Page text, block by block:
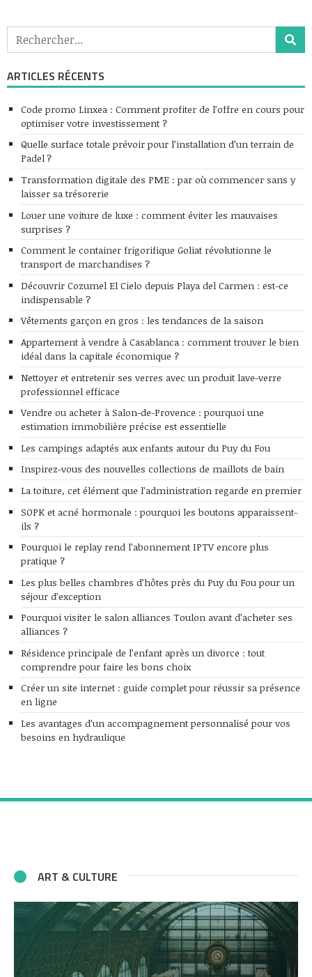
ARTICLES RÉCENTS
Code promo Linxea : Comment profiter de l’offre en cours pour
optimiser votre investissement ?
Quelle surface totale prévoir pour l’installation d’un terrain de
Padel ?
Transformation digitale des PME : par où commencer sans y
laisser sa trésorerie
Louer une voiture de luxe : comment éviter les mauvaises
surprises ?
Comment le container frigorifique Goliat révolutionne le
transport de marchandises ?
Découvrir Cozumel El Cielo depuis Playa del Carmen : est-ce
indispensable ?
Vêtements garçon en gros : les tendances de la saison
Appartement à vendre à Casablanca : comment trouver le bien
idéal dans la capitale économique ?
Nettoyer et entretenir ses verres avec un produit lave-verre
professionnel efficace
Vendre ou acheter à Salon-de-Provence : pourquoi une
estimation immobilière précise est essentielle
Les campings adaptés aux enfants autour du Puy du Fou
Inspirez-vous des nouvelles collections de maillots de bain
La toiture, cet élément que l’administration regarde en premier
SOPK et acné hormonale : pourquoi les boutons apparaissent-
ils ?
Pourquoi le replay rend l’abonnement IPTV encore plus
pratique ?
Les plus belles chambres d’hôtes près du Puy du Fou pour un
séjour d’exception
Pourquoi visiter le salon alliances Toulon avant d’acheter ses
alliances ?
Résidence principale de l’enfant après un divorce : tout
comprendre pour faire les bons choix
Créer un site internet : guide complet pour réussir sa présence
en ligne
Les avantages d’un accompagnement personnalisé pour vos
besoins en hydraulique
ART & CULTURE